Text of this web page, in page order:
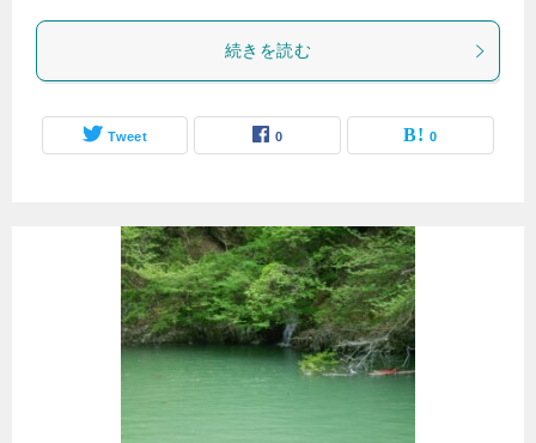
続きを読む
Tweet 0 0